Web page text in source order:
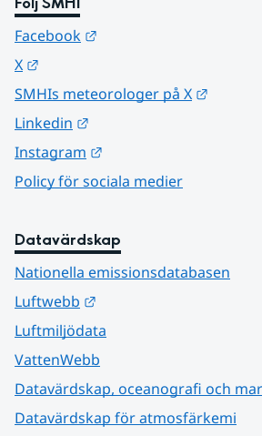
Facebook
X
SMHIs meteorologer på X
Linkedin
Instagram
Policy för sociala medier
Datavärdskap
Nationella emissionsdatabasen
Luftwebb
Luftmiljödata
VattenWebb
Datavärdskap, oceanografi och
Datavärdskap för atmosfärkemi